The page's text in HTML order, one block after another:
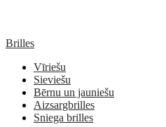
Brilles
Vīriešu
Sieviešu
Bērnu un jauniešu
Aizsargbrilles
Sniega brilles